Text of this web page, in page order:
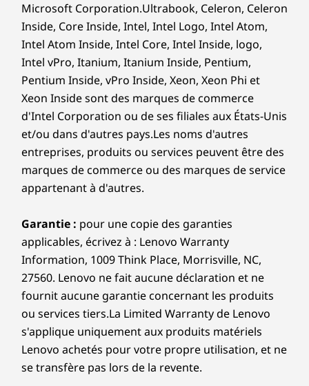
Microsoft Corporation.Ultrabook, Celeron, Celeron
Inside, Core Inside, Intel, Intel Logo, Intel Atom,
Intel Atom Inside, Intel Core, Intel Inside, logo,
Intel vPro, Itanium, Itanium Inside, Pentium,
Pentium Inside, vPro Inside, Xeon, Xeon Phi et
Xeon Inside sont des marques de commerce
d'Intel Corporation ou de ses filiales aux États-Unis
et/ou dans d'autres pays.Les noms d'autres
entreprises, produits ou services peuvent être des
marques de commerce ou des marques de service
appartenant à d'autres.
Garantie : pour une copie des garanties
applicables, écrivez à : Lenovo Warranty
Information, 1009 Think Place, Morrisville, NC,
27560. Lenovo ne fait aucune déclaration et ne
fournit aucune garantie concernant les produits
ou services tiers.La Limited Warranty de Lenovo
s'applique uniquement aux produits matériels
Lenovo achetés pour votre propre utilisation, et ne
se transfère pas lors de la revente.